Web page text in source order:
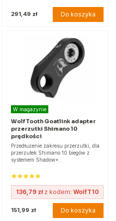
291,49 zł Do koszyka
W magazynie
Wolf Tooth Goatlink adapter
przerzutki Shimano 10
prędkości
Przedłużenie zakresu przerzutki, dla
przerzutek Shimano 10 biegów z
systemem Shadow+.
136,79 złz kodem: WolfT10
151,99 zł Do koszyka